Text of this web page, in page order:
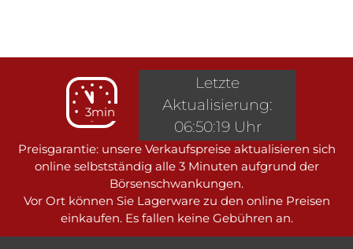
können leider nicht
berücksichtigt werden.
3min
Preisgarantie: unsere Verkaufspreise aktualisieren sich
online selbstständig alle 3 Minuten aufgrund der
Börsenschwankungen.
Vor Ort können Sie Lagerware zu den online Preisen
einkaufen. Es fallen keine Gebühren an.
Letzte
Aktualisierung:
06:50:19 Uhr